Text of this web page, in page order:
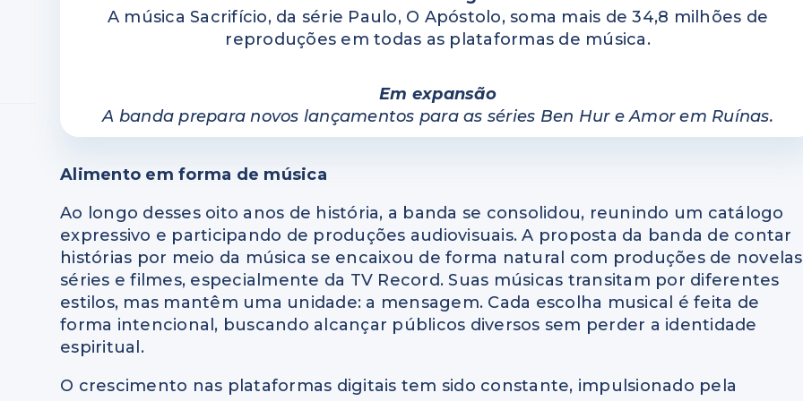
A música Sacrifício, da série Paulo, O Apóstolo, soma mais de 34,8 milhões de
reproduções em todas as plataformas de música.
Em expansão
A banda prepara novos lançamentos para as séries Ben Hur e Amor em Ruínas.
Alimento em forma de música
Ao longo desses oito anos de história, a banda se consolidou, reunindo um catálogo
expressivo e participando de produções audiovisuais. A proposta da banda de contar
histórias por meio da música se encaixou de forma natural com produções de
séries e filmes, especialmente da TV Record. Suas músicas transitam por diferentes
estilos, mas mantêm uma unidade: a mensagem. Cada escolha musical é feita de
forma intencional, buscando alcançar públicos diversos sem perder a identidade
espiritual.
O crescimento nas plataformas digitais tem sido constante, impulsionado pela